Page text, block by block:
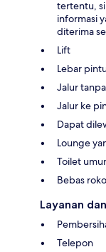
tertentu,
informasi
diterima
Lift
Lebar
Jalur
Jalur ke
Dapat
Lounge
Toilet
Bebas
Layanan
Telepon